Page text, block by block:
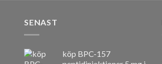
SENAST
köp BPC-157